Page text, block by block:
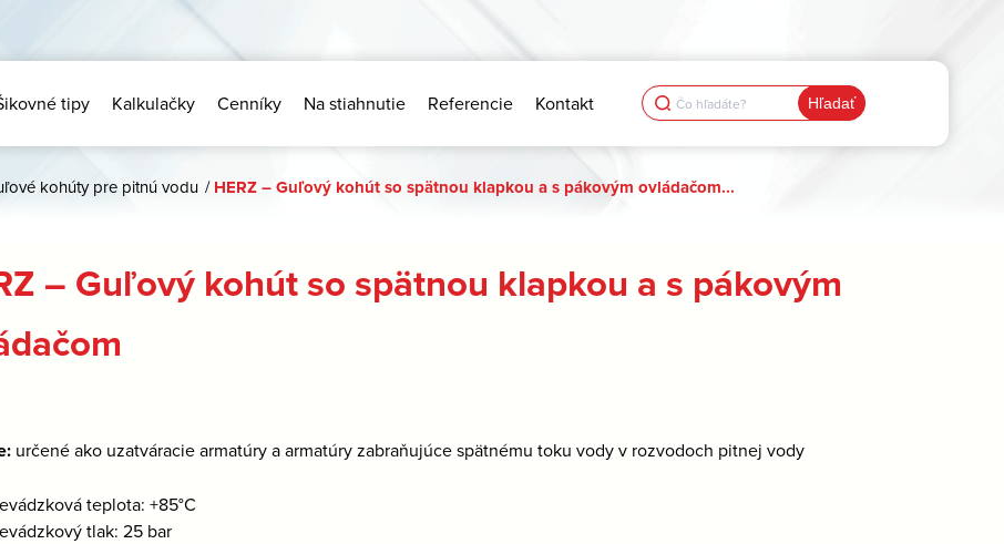
tipy Kalkulačky Cenníky Na stiahnutie Referencie Kontakt Search
for:
kohúty pre pitnú vodu / HERZ – Guľový kohút so spätnou klapkou a s pákovým ovládačom...
– Guľový kohút so spätnou klapkou a s pákovým
určené ako uzatváracie armatúry a armatúry zabraňujúce spätnému toku vody v rozvodoch pitnej vody
teplota: +85°C
tlak: 25 bar